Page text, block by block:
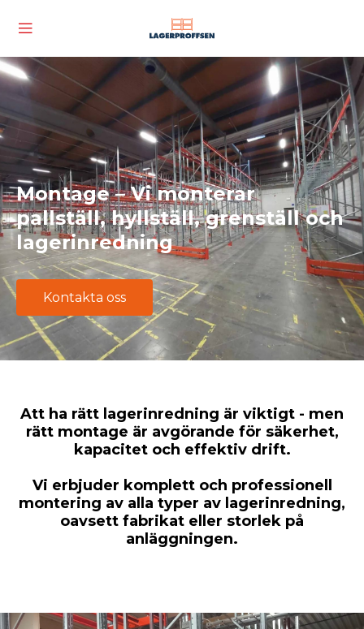
Montage – Vi monterar
pallställ, hyllställ, grenställ och
lagerinredning
Kontakta oss
Att ha rätt lagerinredning är viktigt - men
rätt montage är avgörande för säkerhet,
kapacitet och effektiv drift.
Vi erbjuder komplett och professionell
montering av alla typer av lagerinredning,
oavsett fabrikat eller storlek på
anläggningen.